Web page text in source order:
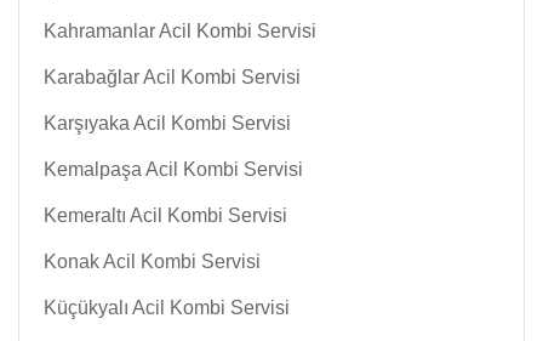
Kahramanlar Acil Kombi Servisi
Karabağlar Acil Kombi Servisi
Karşıyaka Acil Kombi Servisi
Kemalpaşa Acil Kombi Servisi
Kemeraltı Acil Kombi Servisi
Konak Acil Kombi Servisi
Küçükyalı Acil Kombi Servisi